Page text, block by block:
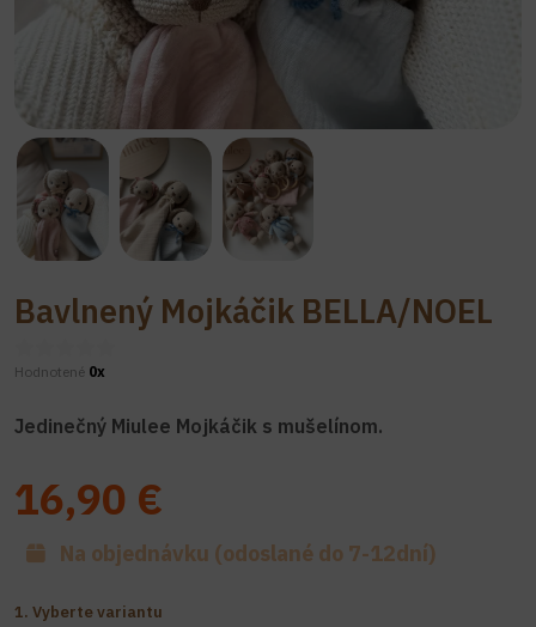
Bavlnený Mojkáčik BELLA/NOEL
Hodnotené 0x
Jedinečný Miulee Mojkáčik s mušelínom.
Na objednávku (odoslané do 7-12dní)
16,90 €
1. Vyberte variantu